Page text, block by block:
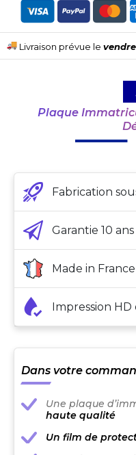
Livraison prévue le
Plaque
Fabrication
Garantie 10 ans
Made in France
Impression
Dans votre
Une plaque
haute qualité
Un film de